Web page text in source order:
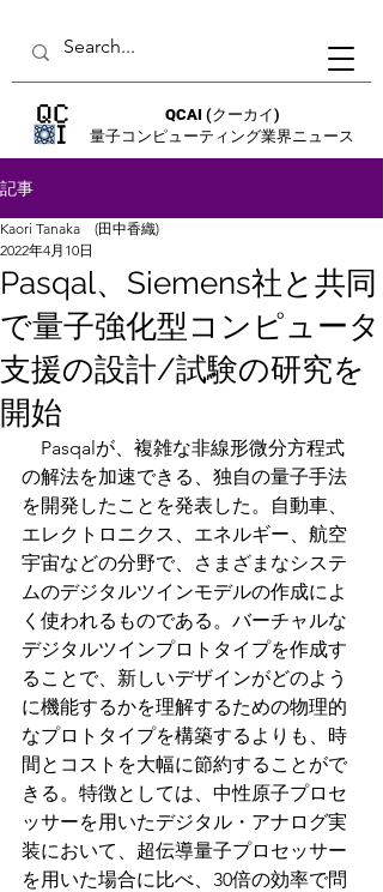
QCAI (クーカイ)
量子コンピューティング業界ニュース
記事
Pasqal、Siemens社と共同
で量子強化型コンピュータ
支援の設計/試験の研究を
開始
Kaori Tanaka (田中香織)
2022年4月10日
Pasqalが、複雑な非線形微分方程式
の解法を加速できる、独自の量子手法
を開発したことを発表した。自動車、
エレクトロニクス、エネルギー、航空
宇宙などの分野で、さまざまなシステ
ムのデジタルツインモデルの作成によ
く使われるものである。バーチャルな
デジタルツインプロトタイプを作成す
ることで、新しいデザインがどのよう
に機能するかを理解するための物理的
なプロトタイプを構築するよりも、時
間とコストを大幅に節約することがで
きる。特徴としては、中性原子プロセ
ッサーを用いたデジタル・アナログ実
装において、超伝導量子プロセッサー
を用いた場合に比べ、30倍の効率で問